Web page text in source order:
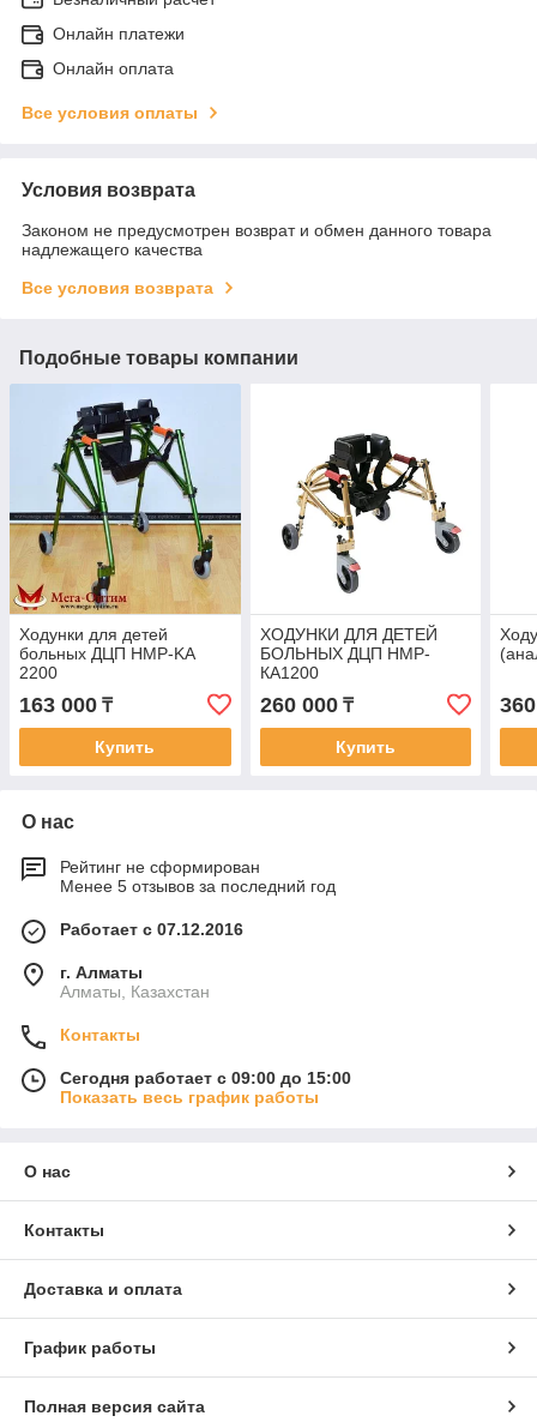
Онлайн платежи
Онлайн оплата
Все условия оплаты
Условия возврата
Законом не предусмотрен возврат и обмен данного товара
надлежащего качества
Все условия возврата
Подобные товары компании
Ходунки для детей
больных ДЦП HMP-KA
2200
163 000 ₸
Купить
ХОДУНКИ ДЛЯ ДЕТЕЙ
БОЛЬНЫХ ДЦП НМР-
КА1200
260 000₸
Купить
О нас
Рейтинг не сформирован
Менее 5 отзывов за последний год
Работает с 07.12.2016
г. Алматы
Алматы, Казахстан
Контакты
Сегодня работает с 09:00 до 15:00
Показать весь график работы
О нас
Контакты
Доставка и оплата
График работы
Полная версия сайта